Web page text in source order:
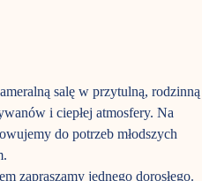
salę w przytulną, rodzinną
i ciepłej atmosfery. Na
do potrzeb młodszych